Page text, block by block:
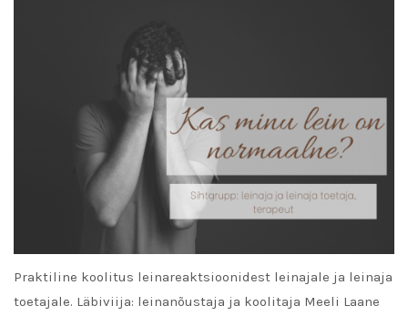
Praktiline koolitus leinareaktsioonidest leinajale ja leinaja
toetajale. Läbiviija: leinanõustaja ja koolitaja Meeli Laane